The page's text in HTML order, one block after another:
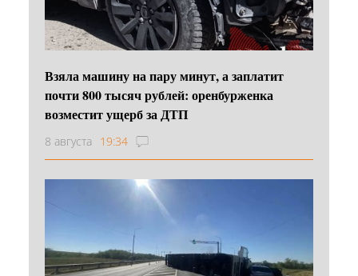
Взяла машину на пару минут, а заплатит
почти 800 тысяч рублей: оренбурженка
возместит ущерб за ДТП
8 августа 19:34